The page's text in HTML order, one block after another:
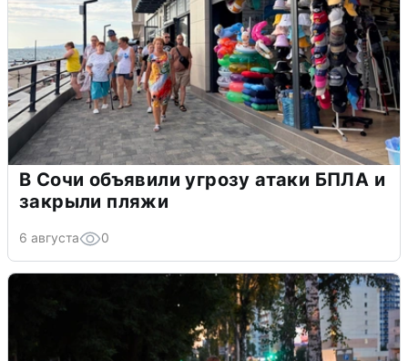
В Сочи объявили угрозу атаки БПЛА и
закрыли пляжи
6 августа 0